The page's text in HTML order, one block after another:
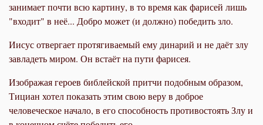
занимает почти всю картину, в то время как фарисей лишь
"входит" в неё... Добро может (и должно) победить зло.
Иисус отвергает протягиваемый ему динарий и не даёт злу
завладеть миром. Он встаёт на пути фарисея.
Изображая героев библейской притчи подобным образом,
Тициан хотел показать этим свою веру в доброе
человеческое начало, в его способность противостоять Злу и